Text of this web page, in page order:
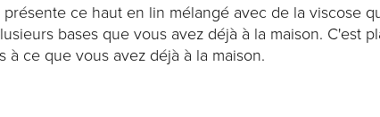
ce haut en lin mélangé avec de la viscose
bases que vous avez déjà à la maison. C'est
à ce que vous avez déjà à la maison.